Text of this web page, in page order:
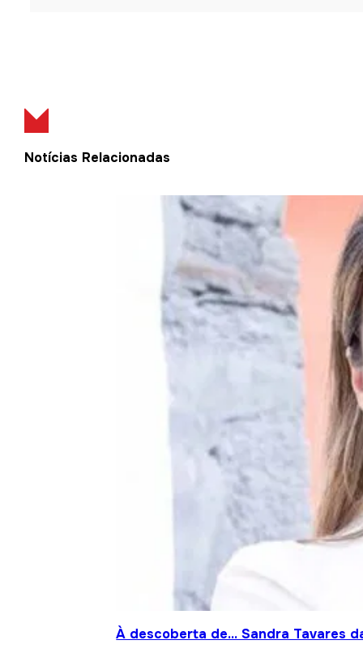
Notícias Relacionadas
À descoberta de… Sandra Tavares